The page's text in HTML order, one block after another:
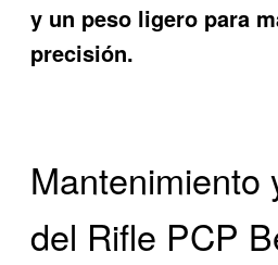
y un peso ligero para
precisión.
Mantenimiento
del Rifle PCP